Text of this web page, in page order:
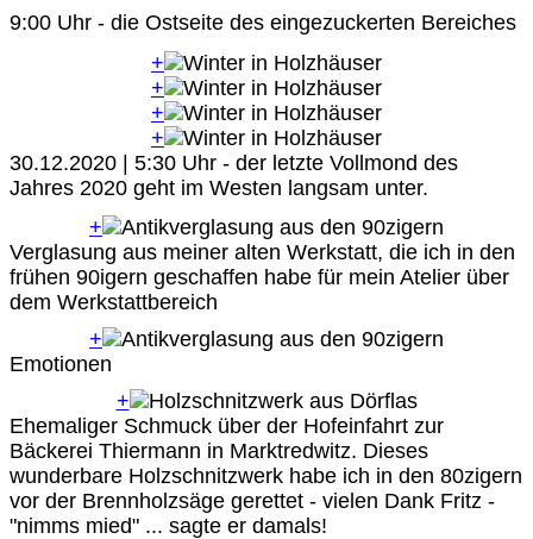
9:00 Uhr - die Ostseite des eingezuckerten Bereiches
+
+
+
+
30.12.2020 | 5:30 Uhr - der letzte Vollmond des
Jahres 2020 geht im Westen langsam unter.
+
Verglasung aus meiner alten Werkstatt, die ich in den
frühen 90igern geschaffen habe für mein Atelier über
dem Werkstattbereich
+
Emotionen
+
Ehemaliger Schmuck über der Hofeinfahrt zur
Bäckerei Thiermann in Marktredwitz. Dieses
wunderbare Holzschnitzwerk habe ich in den 80zigern
vor der Brennholzsäge gerettet - vielen Dank Fritz -
"nimms mied" ... sagte er damals!